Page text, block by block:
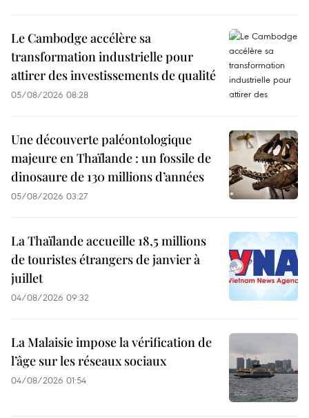
Le Cambodge accélère sa
transformation industrielle pour
attirer des investissements de qualité
05/08/2026 08:28
Une découverte paléontologique
majeure en Thaïlande : un fossile de
dinosaure de 130 millions d’années
05/08/2026 03:27
La Thaïlande accueille 18,5 millions
de touristes étrangers de janvier à
juillet
04/08/2026 09:32
La Malaisie impose la vérification de
l’âge sur les réseaux sociaux
04/08/2026 01:54